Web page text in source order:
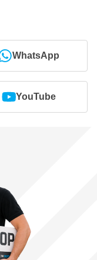
WhatsApp
YouTube